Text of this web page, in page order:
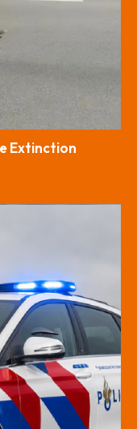
Extinction